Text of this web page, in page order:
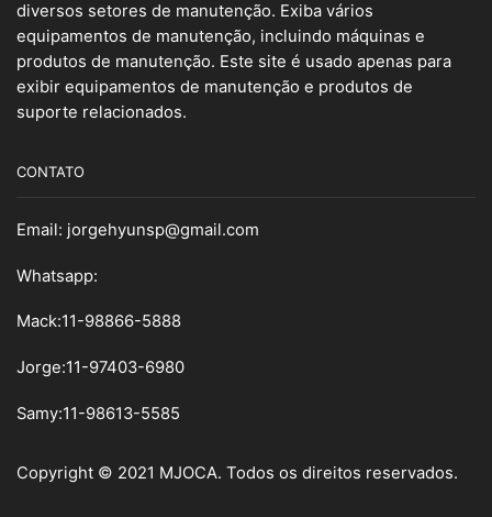
diversos setores de manutenção. Exiba vários
equipamentos de manutenção, incluindo máquinas e
produtos de manutenção. Este site é usado apenas para
exibir equipamentos de manutenção e produtos de
suporte relacionados.
CONTATO
Email: jorgehyunsp@gmail.com
Whatsapp:
Mack:11-98866-5888
Jorge:11-97403-6980
Samy:11-98613-5585
Copyright © 2021 MJOCA. Todos os direitos reservados.